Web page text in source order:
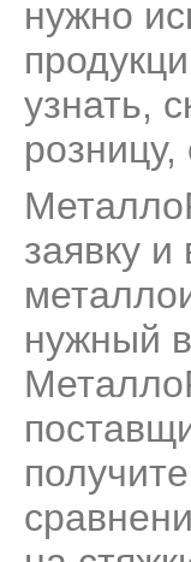
нужно
узнать,
заявку и
нужный